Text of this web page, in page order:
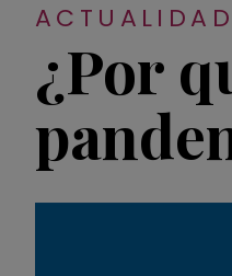
ACTUALIDAD
¿Por